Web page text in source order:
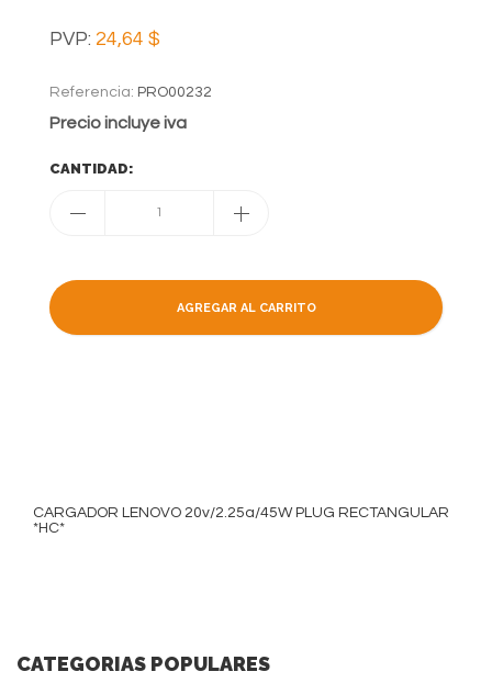
PVP: 24,64 $
Referencia: PRO00232
Precio incluye iva
CANTIDAD:
1
AGREGAR AL CARRITO
CARGADOR LENOVO 20v/2.25a/45W PLUG RECTANGULAR
*HC*
CATEGORIAS POPULARES